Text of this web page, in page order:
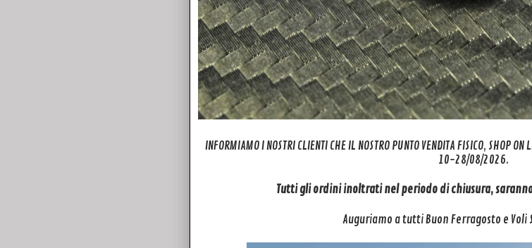
INFORMIAMO I NOSTRI CLIENTI CHE IL NOSTRO PUNTO VENDITA FISICO, SHOP
10-28/08/2026.
Tutti gli ordini inoltrati nel periodo di chiusura,
Auguriamo a tutti Buon Ferragosto e